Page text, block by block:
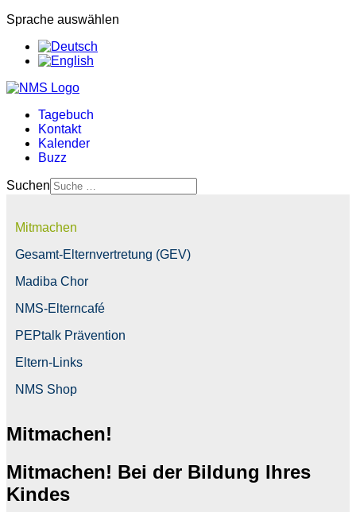
Sprache auswählen
Tagebuch
Kontakt
Kalender
Buzz
Suchen
Mitmachen
Gesamt-Elternvertretung (GEV)
Madiba Chor
NMS-Elterncafé
PEPtalk Prävention
Eltern-Links
NMS Shop
Mitmachen!
Mitmachen! Bei der Bildung Ihres
Kindes